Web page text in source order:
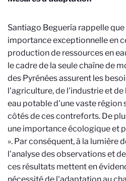
Santiago Beguería rappelle que
importance exceptionnelle en
production de ressources en
le cadre de la seule chaîne de
des Pyrénées assurent les
l'agriculture, de l'industrie et
eau potable d'une vaste région
côtés de ces contreforts. De
une importance écologique et
». Par conséquent, à la lumière
l'analyse des observations et
ces résultats mettent en
nécessité de l'adaptation au